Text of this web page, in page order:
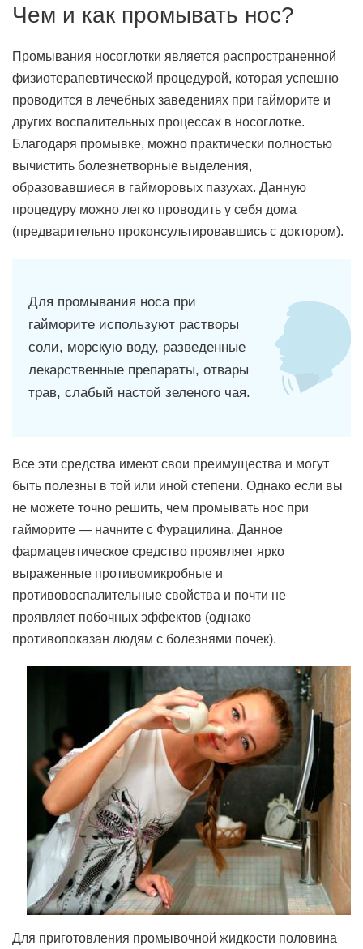
Чем и как промывать нос?
Промывания носоглотки является распространенной
физиотерапевтической процедурой, которая успешно
проводится в лечебных заведениях при гайморите и
других воспалительных процессах в носоглотке.
Благодаря промывке, можно практически полностью
вычистить болезнетворные выделения,
образовавшиеся в гайморовых пазухах. Данную
процедуру можно легко проводить у себя дома
(предварительно проконсультировавшись с доктором).
Для промывания носа при
гайморите используют растворы
соли, морскую воду, разведенные
лекарственные препараты, отвары
трав, слабый настой зеленого чая.
Все эти средства имеют свои преимущества и могут
быть полезны в той или иной степени. Однако если вы
не можете точно решить, чем промывать нос при
гайморите — начните с Фурацилина. Данное
фармацевтическое средство проявляет ярко
выраженные противомикробные и
противовоспалительные свойства и почти не
проявляет побочных эффектов (однако
противопоказан людям с болезнями почек).
Для приготовления промывочной жидкости половина